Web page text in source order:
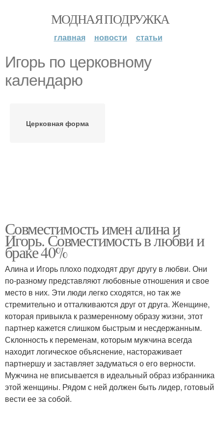
МОДНАЯ ПОДРУЖКА
главная новости статьи
Игорь по церковному
календарю
Церковная форма
Совместимость имен алина и
Игорь. Совместимость в любви и
браке 40%
Алина и Игорь плохо подходят друг другу в любви. Они
по-разному представляют любовные отношения и свое
место в них. Эти люди легко сходятся, но так же
стремительно и отталкиваются друг от друга. Женщине,
которая привыкла к размеренному образу жизни, этот
партнер кажется слишком быстрым и несдержанным.
Склонность к переменам, которым мужчина всегда
находит логическое объяснение, настораживает
партнершу и заставляет задуматься о его верности.
Мужчина не вписывается в идеальный образ избранника
этой женщины. Рядом с ней должен быть лидер, готовый
вести ее за собой.